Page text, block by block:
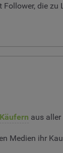
die zu
aus
Medien ihr